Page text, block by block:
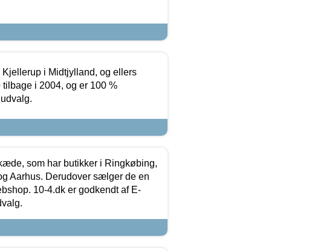
i Midtjylland, og ellers
i 2004, og er 100 %
som har butikker i Ringkøbing,
Aarhus. Derudover sælger de en
10-4.dk er godkendt af E-